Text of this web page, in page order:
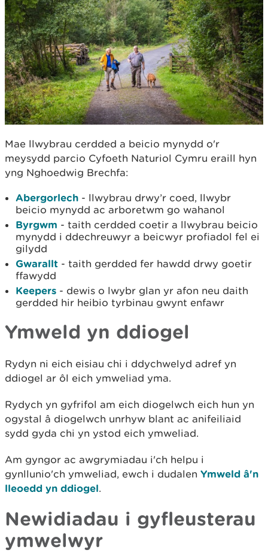
Mae llwybrau cerdded a beicio mynydd o'r
meysydd parcio Cyfoeth Naturiol Cymru eraill hyn
yng Nghoedwig Brechfa:
Abergorlech - llwybrau drwy’r coed, llwybr
beicio mynydd ac arboretwm go wahanol
Byrgwm - taith cerdded coetir a llwybrau beicio
mynydd i ddechreuwyr a beicwyr profiadol fel ei
gilydd
Gwarallt - taith gerdded fer hawdd drwy goetir
ffawydd
Keepers - dewis o lwybr glan yr afon neu daith
gerdded hir heibio tyrbinau gwynt enfawr
Ymweld yn ddiogel
Rydyn ni eich eisiau chi i ddychwelyd adref yn
ddiogel ar ôl eich ymweliad yma.
Rydych yn gyfrifol am eich diogelwch eich hun yn
ogystal â diogelwch unrhyw blant ac anifeiliaid
sydd gyda chi yn ystod eich ymweliad.
Am gyngor ac awgrymiadau i'ch helpu i
gynllunio'ch ymweliad, ewch i dudalen Ymweld â'n
lleoedd yn ddiogel.
Newidiadau i gyfleusterau
ymwelwyr